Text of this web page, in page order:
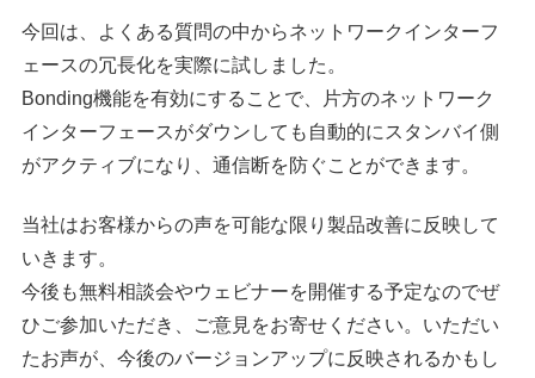
今回は、よくある質問の中からネットワークインターフ
ェースの冗長化を実際に試しました。
Bonding機能を有効にすることで、片方のネットワーク
インターフェースがダウンしても自動的にスタンバイ側
がアクティブになり、通信断を防ぐことができます。
当社はお客様からの声を可能な限り製品改善に反映して
いきます。
今後も無料相談会やウェビナーを開催する予定なのでぜ
ひご参加いただき、ご意見をお寄せください。いただい
たお声が、今後のバージョンアップに反映されるかもし